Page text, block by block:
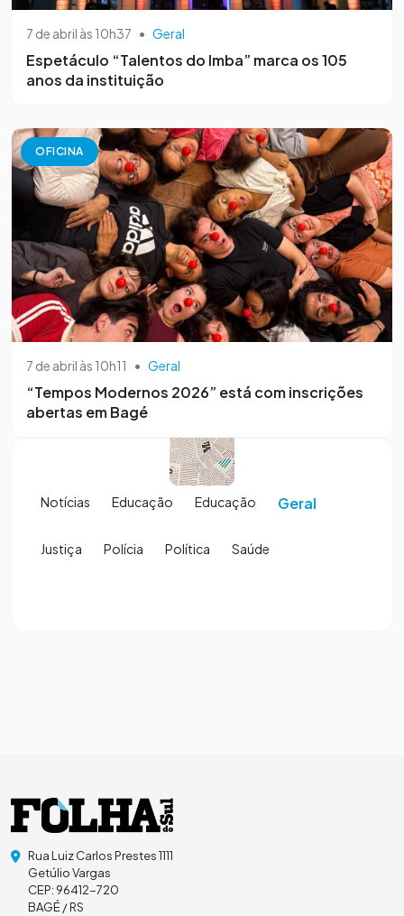
7 de abril às 10h37 • Geral
Espetáculo “Talentos do Imba” marca os 105
anos da instituição
OFICINA
7 de abril às 10h11 • Geral
“Tempos Modernos 2026” está com inscrições
abertas em Bagé
Notícias Educação Educação Geral
Justiça Polícia Política Saúde
Rua Luiz Carlos Prestes 1111
Getúlio Vargas
CEP: 96412-720
BAGÉ / RS